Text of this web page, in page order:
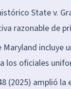
State v.
razonable de
Maryland incluye
los oficiales
(2025) amplió